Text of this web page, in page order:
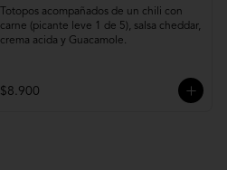
Totopos acompañados de un chili con
carne (picante leve 1 de 5), salsa cheddar,
crema acida y Guacamole.
$8.900